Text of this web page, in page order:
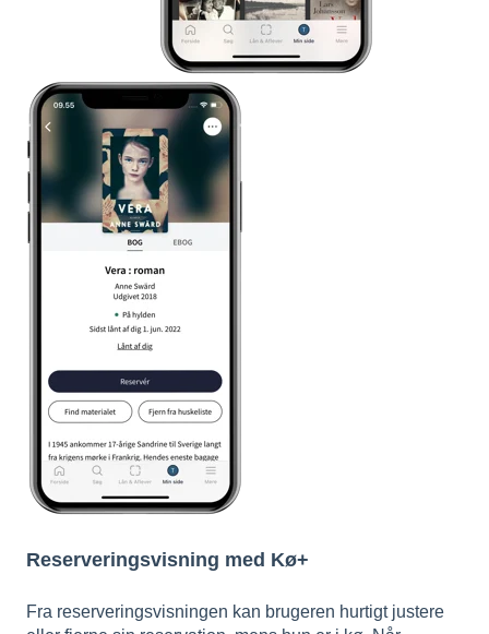
Reserveringsvisning med Kø+
Fra reserveringsvisningen kan brugeren hurtigt justere